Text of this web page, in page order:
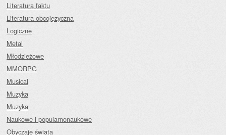
Literatura faktu
Literatura obcojęzyczna
Logiczne
Metal
Młodzieżowe
MMORPG
Musical
Muzyka
Muzyka
Naukowe i popularnonaukowe
Obyczaje świata